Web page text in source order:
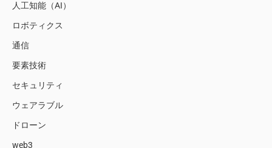
人工知能（AI）
ロボティクス
通信
要素技術
セキュリティ
ウェアラブル
ドローン
web3